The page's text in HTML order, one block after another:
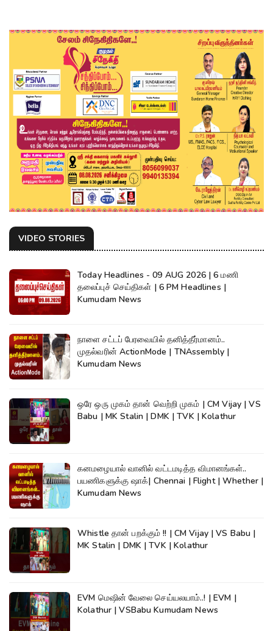
VIDEO STORIES
Today Headlines - 09 AUG 2026 | 6 மணி
தலைப்புச் செய்திகள் | 6 PM Headlines |
Kumudam News
நாளை சட்டப் பேரவையில் தனித்தீர்மானம்..
முதல்வரின் ActionMode | TNAssembly |
Kumudam News
ஒரே ஒரு முகம் தான் வெற்றி முகம் | CM Vijay | VS
Babu | MK Stalin | DMK | TVK | Kolathur
கனமழையால் வானில் வட்டமடித்த விமானங்கள்..
பயணிகளுக்கு ஷாக்| Chennai | Flight | Whether |
Kumudam News
Whistle தான் பறக்கும் !! | CM Vijay | VS Babu |
MK Stalin | DMK | TVK | Kolathur
EVM மெஷின் வேலை செய்யலயாம்..! | EVM |
Kolathur | VSBabu Kumudam News